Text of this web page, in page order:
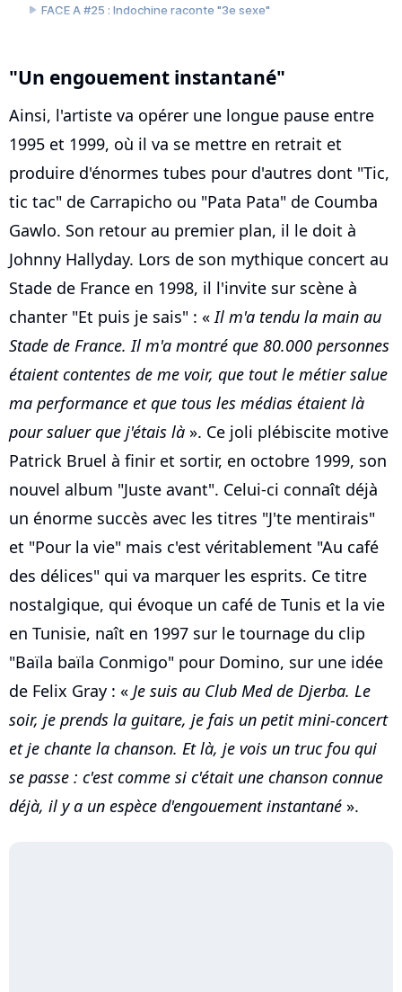
"Un engouement instantané"
Ainsi, l'artiste va opérer une longue pause entre
1995 et 1999, où il va se mettre en retrait et
produire d'énormes tubes pour d'autres dont "Tic,
tic tac" de Carrapicho ou "Pata Pata" de Coumba
Gawlo. Son retour au premier plan, il le doit à
Johnny Hallyday. Lors de son mythique concert au
Stade de France en 1998, il l'invite sur scène à
chanter "Et puis je sais" : «Il m'a tendu la main au
Stade de France. Il m'a montré que 80.000 personnes
étaient contentes de me voir, que tout le métier salue
ma performance et que tous les médias étaient là
pour saluer que j'étais là ». Ce joli plébiscite motive
Patrick Bruel à finir et sortir, en octobre 1999, son
nouvel album "Juste avant". Celui-ci connaît déjà
un énorme succès avec les titres "J'te mentirais"
et "Pour la vie" mais c'est véritablement "Au café
des délices" qui va marquer les esprits. Ce titre
nostalgique, qui évoque un café de Tunis et la vie
en Tunisie, naît en 1997 sur le tournage du clip
"Baïla baïla Conmigo" pour Domino, sur une idée
de Felix Gray : « Je suis au Club Med de Djerba. Le
soir, je prends la guitare, je fais un petit mini-concert
et je chante la chanson. Et là, je vois un truc fou qui
se passe : c'est comme si c'était une chanson connue
déjà, il y a un espèce d'engouement instantané ».